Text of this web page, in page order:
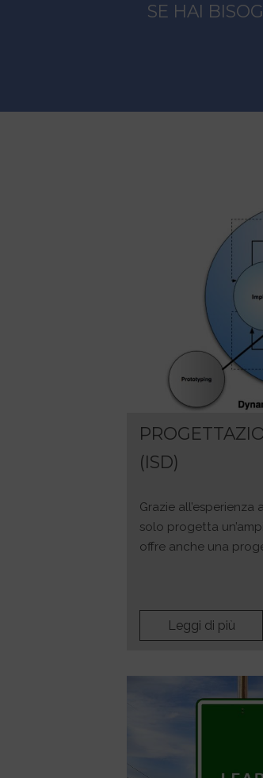
SE HAI
(ISD)
Grazie
solo progetta
offre anche una
Leggi di più